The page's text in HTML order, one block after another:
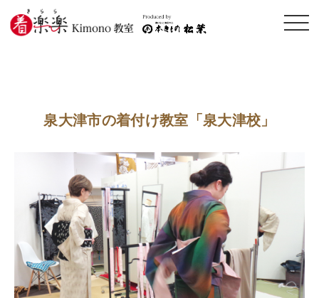
メニ
泉大津市の着付け教室「泉大津校」